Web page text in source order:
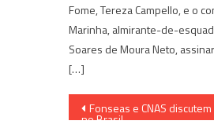
Fome, Tereza Campello, e o
Marinha, almirante-de-
Soares de Moura Neto,
[…]
Navegação
Fonseas e CNAS
no Brasil